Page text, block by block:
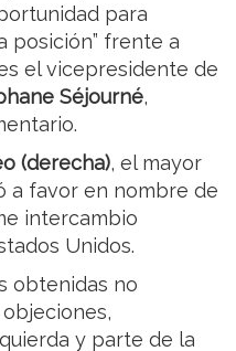
para
posición” frente a
el vicepresidente de
Séjourné,
(derecha), el mayor
a favor en nombre de
intercambio
Unidos.
obtenidas no
y parte de la